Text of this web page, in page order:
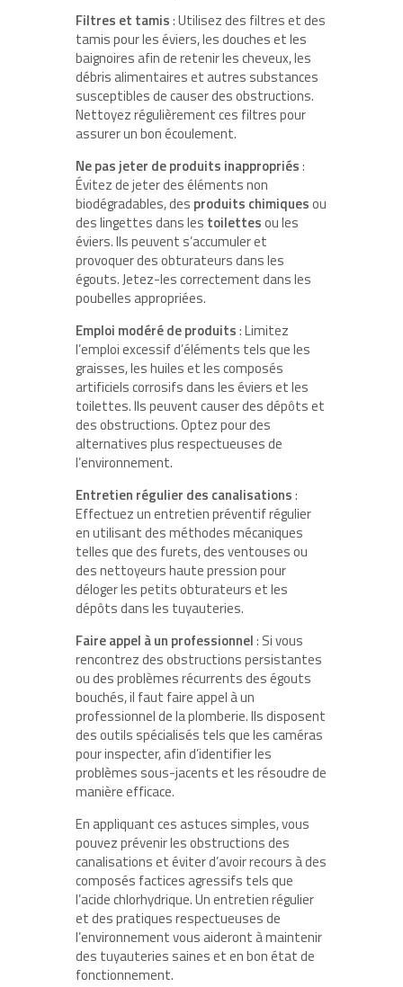
Filtres et tamis: Utilisez des filtres et des
tamis pour les éviers, les douches et les
baignoires afin de retenir les cheveux, les
débris alimentaires et autres substances
susceptibles de causer des obstructions.
Nettoyez régulièrement ces filtres pour
assurer un bon écoulement.
Ne pas jeter de produits inappropriés:
Évitez de jeter des éléments non
biodégradables, des produits chimiquesou
des lingettes dans les toilettesou les
éviers. Ils peuvent s’accumuler et
provoquer des obturateurs dans les
égouts. Jetez-les correctement dans les
poubelles appropriées.
Emploi modéré de produits: Limitez
l’emploi excessif d’éléments tels que les
graisses, les huiles et les composés
artificiels corrosifs dans les éviers et les
toilettes. Ils peuvent causer des dépôts et
des obstructions. Optez pour des
alternatives plus respectueuses de
l’environnement.
Entretien régulier des canalisations:
Effectuez un entretien préventif régulier
en utilisant des méthodes mécaniques
telles que des furets, des ventouses ou
des nettoyeurs haute pression pour
déloger les petits obturateurs et les
dépôts dans les tuyauteries.
Faire appel à un professionnel: Si vous
rencontrez des obstructions persistantes
ou des problèmes récurrents des égouts
bouchés, il faut faire appel à un
professionnel de la plomberie. Ils disposent
des outils spécialisés tels que les caméras
pour inspecter, afin d’identifier les
problèmes sous-jacents et les résoudre de
manière efficace.
En appliquant ces astuces simples, vous
pouvez prévenir les obstructions des
canalisations et éviter d’avoir recours à des
composés factices agressifs tels que
l’acide chlorhydrique. Un entretien régulier
et des pratiques respectueuses de
l’environnement vous aideront à maintenir
des tuyauteries saines et en bon état de
fonctionnement.